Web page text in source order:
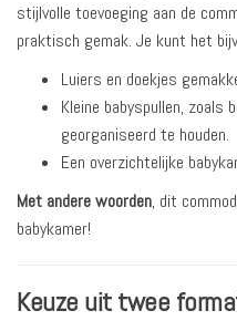
stijlvolle toevoeging aan de
praktisch gemak. Je kunt het
Luiers en doekjes
Kleine babyspullen,
georganiseerd te houden.
Een overzichtelijke
Met andere woorden, dit
babykamer!
Keuze uit twee